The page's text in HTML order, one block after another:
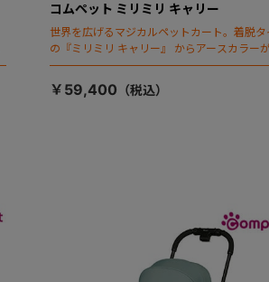
コムペット ミリミリ キャリー
世界を広げるマジカルペットカート。着脱タ
の『ミリミリ キャリー』 からアースカラー
場！
￥59,400